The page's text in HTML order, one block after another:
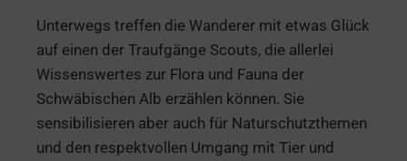
Unterwegs treffen die Wanderer mit etwas Glück
auf einen der Traufgänge Scouts, die allerlei
Wissenswertes zur Flora und Fauna der
Schwäbischen Alb erzählen können. Sie
sensibilisieren aber auch für Naturschutzthemen
und den respektvollen Umgang mit Tier und